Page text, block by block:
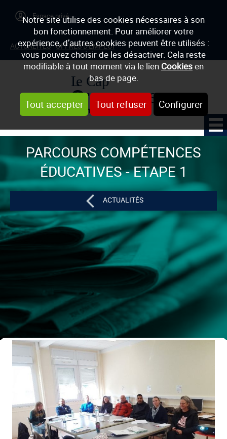
Notre site utilise des cookies nécessaires à son
bon fonctionnement. Pour améliorer votre
expérience, d’autres cookies peuvent être utilisés :
vous pouvez choisir de les désactiver. Cela reste
modifiable à tout moment via le lien Cookiesen
bas de page.
Tout accepter Tout refuser Configurer
ACTUALITÉS OFFRES D'EMPLOI
PARCOURS COMPÉTENCES
ÉDUCATIVES - ETAPE 1
ACTUALITÉS